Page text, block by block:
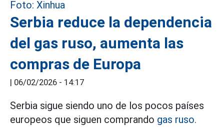
Serbia reduce la dependencia
del gas ruso, aumenta las
compras de Europa
| 06/02/2026 - 14:17
Serbia sigue siendo uno de los pocos países
europeos que siguen comprando gas ruso.